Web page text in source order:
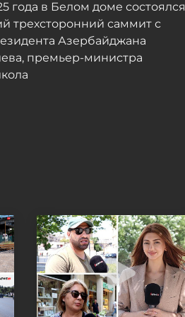
Новые здания и
капитальный ремонт: какие
школы и детсады Баку
обновляют к сентябрю -
ФОТО
года в Белом доме состоялся
трехсторонний саммит с
Азербайджана
премьер-министра